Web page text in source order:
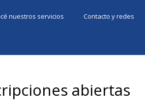
nuestros servicios Contacto y redes
abiertas